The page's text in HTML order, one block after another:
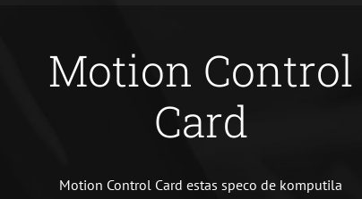
Motion Control
Card
Motion Control Card estas speco de komputila